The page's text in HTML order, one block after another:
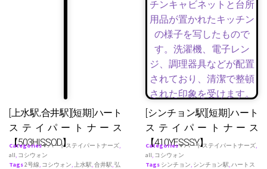
[上水駅,合井駅][短期]ハート
ステイパートナース
【503HISSOD】
Categories♥ ハートステイパートナーズ,
all, コシウォン
Tags2号線, コシウォン, 上水駅,合井駅,弘
[シンチョン駅][短期]ハート
ステイパートナース
【410YESSSY】
Categories♥ ハートステイパートナーズ,
all, コシウォン
Tags シンチョン, シンチョン駅,ハートス